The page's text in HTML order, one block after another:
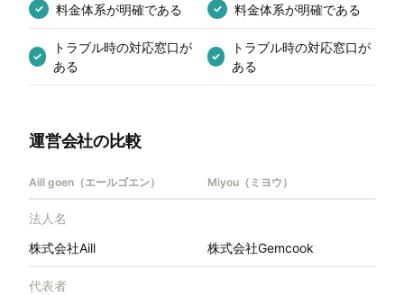
✓ 料金体系が明確である ✓ 料金体系が明確である
✓
トラブル時の対応窓口が
ある
✓
トラブル時の対応窓口が
ある
運営会社の比較
Aill goen（エールゴエン） Miyou（ミヨウ）
法人名
株式会社Aill
株式会社Gemcook
代表者